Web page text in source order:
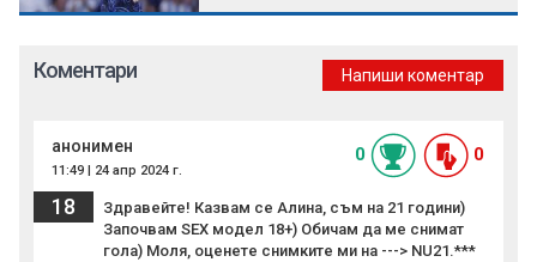
Коментари Напиши коментар
анонимен
11:49 | 24 апр 2024 г.
0 0
18
Здравейте! Казвам се Алина, съм на 21 години)
Започвам SEX модел 18+) Обичам да ме снимат
гола) Моля, оценете снимките ми на ---> NU21.***